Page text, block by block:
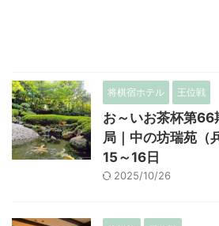
将棋宿ホテル 王位戦
お～いお茶杯第66
局｜中の坊瑞苑（
15～16日
2025/10/26